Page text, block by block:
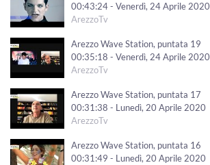
00:43:24 - Venerdì, 24 Aprile 2020
ArezzoTv
Arezzo Wave Station, puntata 19
00:35:18 - Venerdì, 24 Aprile 2020
ArezzoTv
Arezzo Wave Station, puntata 17
00:31:38 - Lunedì, 20 Aprile 2020
ArezzoTv
Arezzo Wave Station, puntata 16
00:31:49 - Lunedì, 20 Aprile 2020